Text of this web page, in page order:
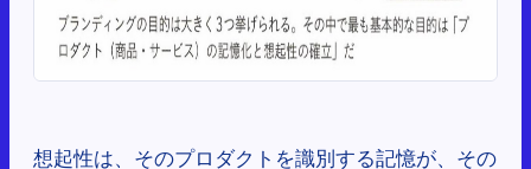
想起性は、そのプロダクトを識別する記憶が、その